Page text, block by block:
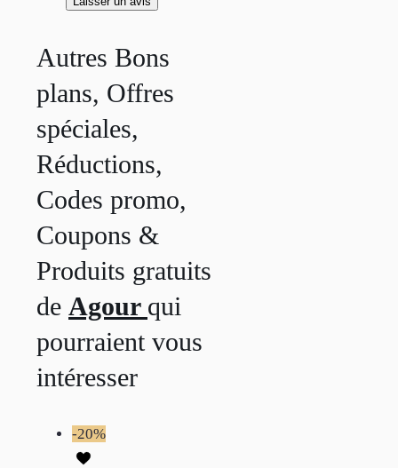
Autres Bons
plans, Offres
spéciales,
Réductions,
Codes promo,
Coupons &
Produits gratuits
de Agour qui
pourraient vous
intéresser
-20%